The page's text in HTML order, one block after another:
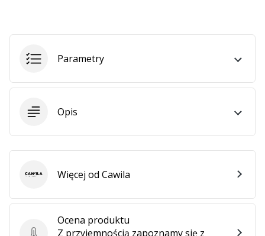
Parametry
Opis
Ocena produktu
Z przyjemnością zapoznamy się z
CawilaWięcej od Cawila